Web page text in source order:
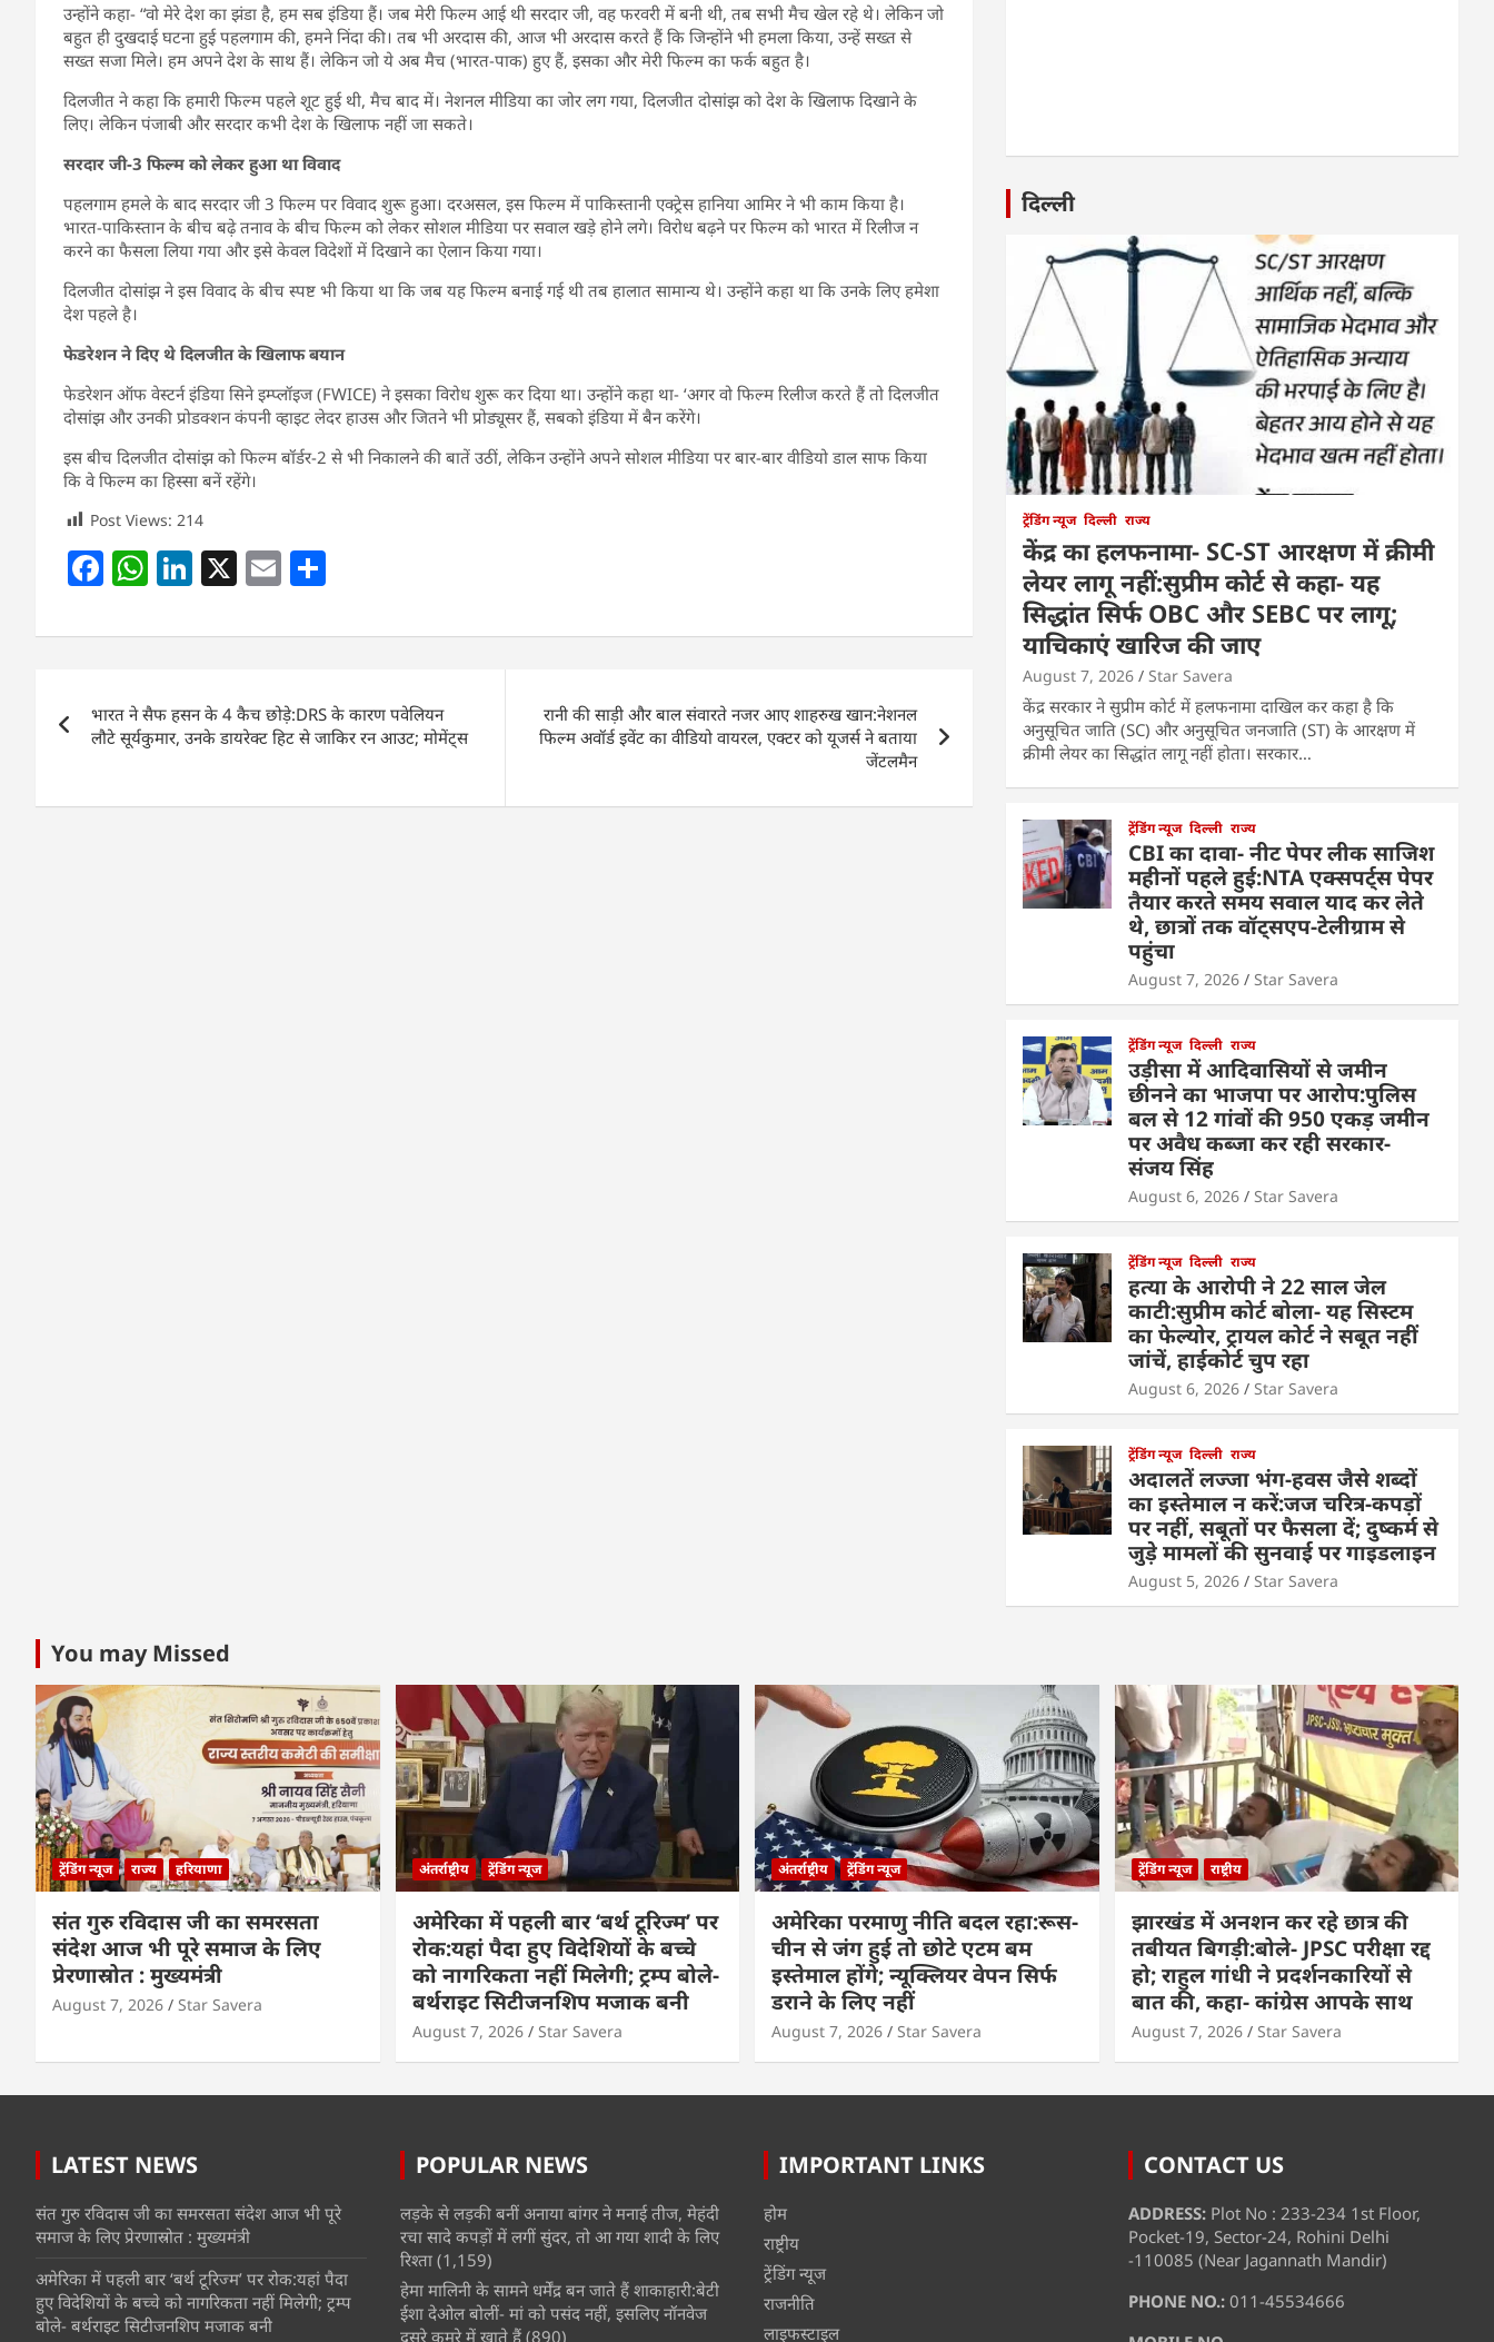
उन्होंने कहा- “वो मेरे देश का झंडा है, हम सब इंडिया हैं। जब मेरी फिल्म आई थी सरदार जी, वह फरवरी में बनी थी, तब सभी मैच खेल रहे थे। लेकिन जो
बहुत ही दुखदाई घटना हुईपहलगामकी, हमने निंदा की। तब भी अरदास की, आज भी अरदास करते हैं कि जिन्होंने भी हमला किया, उन्हें सख्त से
सख्त सजा मिले। हम अपने देश के साथ हैं। लेकिन जो ये अब मैच (भारत-पाक) हुए हैं, इसका और मेरी फिल्म का फर्क बहुत है।
दिलजीत ने कहा कि हमारी फिल्म पहले शूट हुई थी, मैच बाद में। नेशनल मीडिया का जोर लग गया, दिलजीत दोसांझ को देश के खिलाफ दिखाने के
लिए। लेकिन पंजाबी और सरदार कभी देश के खिलाफ नहीं जा सकते।
सरदार जी-3 फिल्म को लेकर हुआ था विवाद
पहलगाम हमले के बाद सरदार जी 3 फिल्म पर विवाद शुरू हुआ। दरअसल, इस फिल्म मेंपाकिस्तानी एक्ट्रेस हानिया आमिर ने भी काम किया है।
भारत-पाकिस्तान के बीच बढ़े तनाव के बीच फिल्म को लेकर सोशल मीडिया पर सवाल खड़े होने लगे। विरोध बढ़ने पर फिल्म को भारत में रिलीज न
करने का फैसला लिया गया और इसे केवल विदेशों में दिखाने का ऐलान किया गया।
दिलजीत दोसांझ ने इस विवाद के बीच स्पष्ट भी किया था कि जब यह फिल्म बनाई गई थी तब हालात सामान्य थे। उन्होंने कहा था कि उनके लिए हमेशा
देश पहले है।
फेडरेशन ने दिए थे दिलजीत के खिलाफ बयान
फेडरेशन ऑफ वेस्टर्न इंडिया सिने इम्प्लॉइज (FWICE) ने इसका विरोध शुरू कर दिया था। उन्होंने कहा था- ‘अगर वो फिल्म रिलीज करते हैं तो दिलजीत
दोसांझ और उनकी प्रोडक्शन कंपनी व्हाइट लेदर हाउस और जितने भी प्रोड्यूसर हैं, सबको इंडिया में बैन करेंगे।
इस बीच दिलजीत दोसांझ को फिल्म बॉर्डर-2 से भी निकालने की बातें उठीं, लेकिन उन्होंने अपने सोशल मीडिया पर बार-बार वीडियो डाल साफ किया
कि वे फिल्म का हिस्सा बनें रहेंगे।
Post Views: 214
F
c
b
o
k
W
at
A
p
Li
k
dI
n
X E
ai ar
navigation
भारत ने सैफ हसन के 4 कैच छोड़े:DRS के कारण पवेलियन
लौटे सूर्यकुमार, उनके डायरेक्ट हिट से जाकिर रन आउट; मोमेंट्स
रानी की साड़ी और बाल संवारते नजर आए शाहरुख खान:नेशनल
फिल्म अवॉर्ड इवेंट का वीडियो वायरल, एक्टर को यूजर्स ने बताया
जेंटलमैन
दिल्ली
ट्रेंडिंग न्यूज दिल्ली राज्य
केंद्र का हलफनामा- SC-ST आरक्षण में क्रीमी
लेयर लागू नहीं:सुप्रीम कोर्ट से कहा- यह
सिद्धांत सिर्फ OBC और SEBC पर लागू;
याचिकाएं खारिज की जाए
August 7, 2026 Star Savera
केंद्र सरकार ने सुप्रीम कोर्ट में हलफनामा दाखिल कर कहा है कि
अनुसूचित जाति (SC) और अनुसूचित जनजाति (ST) के आरक्षण में
क्रीमी लेयर का सिद्धांत लागू नहीं होता। सरकार…
ट्रेंडिंग न्यूज दिल्ली राज्य
CBI का दावा- नीट पेपर लीक साजिश
महीनों पहले हुई:NTA एक्सपर्ट्स पेपर
तैयार करते समय सवाल याद कर लेते
थे, छात्रों तक वॉट्सएप-टेलीग्राम से
पहुंचा
August 7, 2026 Star Savera
ट्रेंडिंग न्यूज दिल्ली राज्य
उड़ीसा में आदिवासियों से जमीन
छीनने का भाजपा पर आरोप:पुलिस
बल से 12 गांवों की 950 एकड़ जमीन
पर अवैध कब्जा कर रही सरकार-
संजय सिंह
August 6, 2026 Star Savera
ट्रेंडिंग न्यूज दिल्ली राज्य
हत्या के आरोपी ने 22 साल जेल
काटी:सुप्रीम कोर्ट बोला- यह सिस्टम
का फेल्योर, ट्रायल कोर्ट ने सबूत नहीं
जांचें, हाईकोर्ट चुप रहा
August 6, 2026 Star Savera
ट्रेंडिंग न्यूज दिल्ली राज्य
अदालतें लज्जा भंग-हवस जैसे शब्दों
का इस्तेमाल न करें:जज चरित्र-कपड़ों
पर नहीं, सबूतों पर फैसला दें; दुष्कर्म से
जुड़े मामलों की सुनवाई पर गाइडलाइन
August 5, 2026 Star Savera
You may Missed
ट्रेंडिंग न्यूज राज्य हरियाणा
संत गुरु रविदास जी का समरसता
संदेश आज भी पूरे समाज के लिए
प्रेरणास्रोत : मुख्यमंत्री
August 7, 2026 Star Savera
अंतर्राष्ट्रीय ट्रेंडिंग न्यूज
अमेरिका में पहली बार ‘बर्थ टूरिज्म’ पर
रोक:यहां पैदा हुए विदेशियों के बच्चे
को नागरिकता नहीं मिलेगी; ट्रम्प बोले-
बर्थराइट सिटीजनशिप मजाक बनी
August 7, 2026 Star Savera
अंतर्राष्ट्रीय ट्रेंडिंग न्यूज
अमेरिका परमाणु नीति बदल रहा:रूस-
चीन से जंग हुई तो छोटे एटम बम
इस्तेमाल होंगे; न्यूक्लियर वेपन सिर्फ
डराने के लिए नहीं
August 7, 2026 Star Savera
ट्रेंडिंग न्यूज राष्ट्रीय
झारखंड में अनशन कर रहे छात्र की
तबीयत बिगड़ी:बोले- JPSC परीक्षा रद्द
हो; राहुल गांधी ने प्रदर्शनकारियों से
बात की, कहा- कांग्रेस आपके साथ
August 7, 2026 Star Savera
LATEST NEWS
संत गुरु रविदास जी का समरसता संदेश आज भी पूरे
समाज के लिए प्रेरणास्रोत : मुख्यमंत्री
अमेरिका में पहली बार ‘बर्थ टूरिज्म’ पर रोक:यहां पैदा
हुए विदेशियों के बच्चे को नागरिकता नहीं मिलेगी; ट्रम्प
बोले- बर्थराइट सिटीजनशिप मजाक बनी
POPULAR NEWS
लड़के से लड़की बनीं अनाया बांगर ने मनाई तीज, मेहंदी
रचा सादे कपड़ों में लगीं सुंदर, तो आ गया शादी के लिए
रिश्ता (1,159)
हेमा मालिनी के सामने धर्मेंद्र बन जाते हैं शाकाहारी:बेटी
ईशा देओल बोलीं- मां को पसंद नहीं, इसलिए नॉनवेज
दूसरे कमरे में खाते हैं (890)
IMPORTANT LINKS
होम
राष्ट्रीय
ट्रेंडिंग न्यूज
राजनीति
लाइफस्टाइल
CONTACT US
ADDRESS: Plot No : 233-234 1st Floor,
Pocket-19, Sector-24, Rohini Delhi
-110085 (Near Jagannath Mandir)
PHONE NO.: 011-45534666